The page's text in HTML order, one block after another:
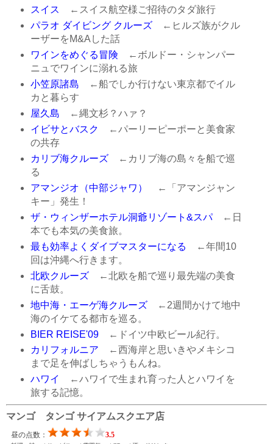
スイス ←スイス航空様ご招待のタダ旅行
パラオ ダイビング クルーズ←ヒルズ族がクル
ーザーをM&Aした話
ワインをめぐる冒険 ←ボルドー・シャンパー
ニュでワインに溺れる旅
小笠原諸島 ←船でしか行けない東京都でイル
カと暮らす
屋久島 ←縄文杉？ハァ？
イビサとバスク ←パーリーピーポーと美食家
の共存
カリブ海クルーズ←カリブ海の島々を船で巡
る
アマンジオ（中部ジャワ）
←「アマンジャン
キー」発生！
ザ・ウィンザーホテル洞爺リゾート&スパ←日
本でも本気の美食旅。
最も効率よくダイブマスターになる ←年間10
回は沖縄へ行きます。
北欧クルーズ←北欧を船で巡り最先端の美食
に舌鼓。
地中海・エーゲ海クルーズ←2週間かけて地中
海のイケてる都市を巡る。
BIER REISE'09←ドイツ中欧ビール紀行。
カリフォルニア ←西海岸と思いきやメキシコ
まで足を伸ばしちゃうもんね。
ハワイ
←ハワイで生まれ育った人とハワイを
旅する記憶。
マンゴ タンゴ サイアムスクエア店